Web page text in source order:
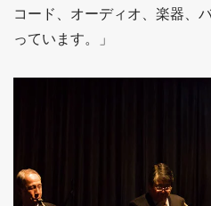
コード、オーディオ、楽器、
っています。」